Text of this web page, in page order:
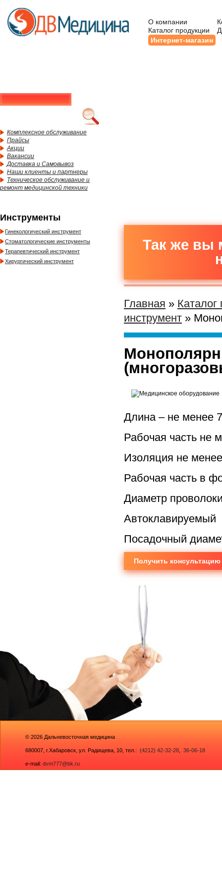
О компании
Каталог продукции
Интернет-магазин
Комплексное обслуживание
Прайсы
Акции
Вакансии
Доставка и Самовывоз
Наши клиенты и партнеры
Техническое обслуживание и
ремонт медицинской техники
Инструменты
Гинекологический инструмент
Стоматологические инструменты
Терапевтический инструмент
Хирургический инструмент
Так же вы
Главная » Каталог
инструмент »
Длина – не менее
Рабочая часть не
Изоляция не
Рабочая часть в
Диаметр
Автоклавируемый
Посадочный
Получить консультацию
© 2026 Дальневосточная медицина
680007, г.Хабаровск, ул. Радищева, 10 , тел.: (4212) 42-32-28 36-06-18
e-mail: dvm777@bk.ru